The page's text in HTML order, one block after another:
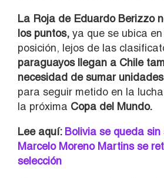
La Roja de Eduardo Berizzo
los puntos, ya que se ubica
posición, lejos de las
paraguayos llegan a Chile
necesidad de sumar unidades
para seguir metido en la
la próxima Copa del Mundo.
Lee aquí: Bolivia se queda
Marcelo Moreno Martins se
selección